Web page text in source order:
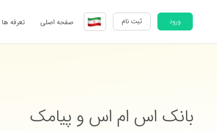
ورود ثبت نام صفحه اصلی تعرفه ها
بانک اس ام اس و پیامک